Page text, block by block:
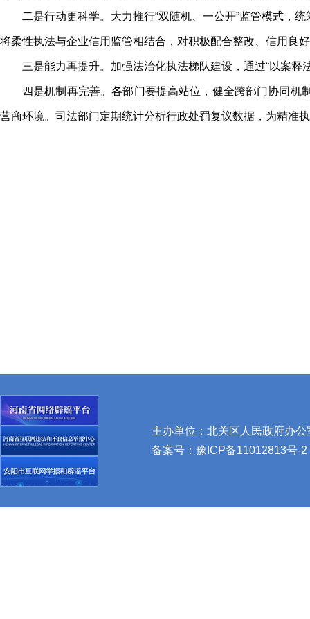
二是行动更科学。大力推行“双随机、一公开”监管模式，
将柔性执法与企业信用监管相结合，对积极配合整改、信用良
三是能力再提升。加强法治化执法梯队建设，通过“以案
四是机制再完善。各部门要提高站位，健全跨部门协同机
营商环境。司法部门定期统计分析行政处罚复议数据，为精准
主办单位：北关区人民政府办
备案号： 豫ICP备11012813号-2